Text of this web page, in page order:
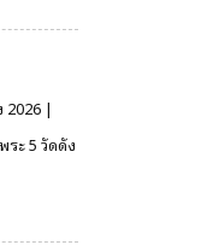
2026 |
ระ 5 วัดดัง